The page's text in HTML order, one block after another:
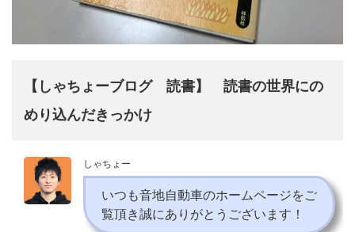
【しゃちょーブログ 読書】 読書の世界にの
めり込んだきっかけ
しゃちょー
いつも音地自動車のホームページをご
覧頂き誠にありがとうございます！